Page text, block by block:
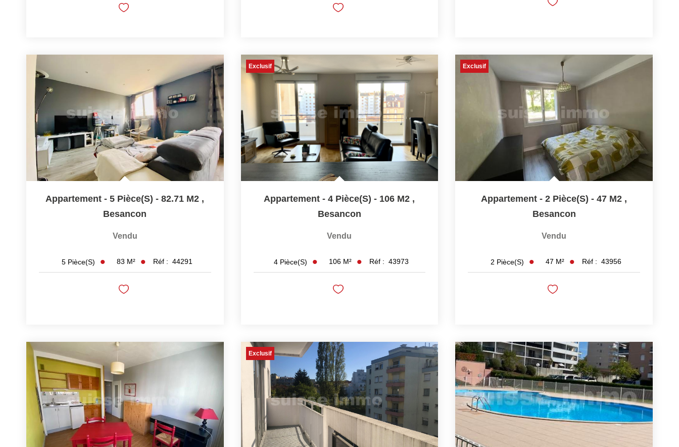
Appartement - 5 Pièce(s) - 82.71 M2 ,
Besancon
Vendu
5 Pièce(s) 83 M² Réf : 44291
Exclusif
Appartement - 4 Pièce(s) - 106 M2 ,
Besancon
Vendu
4 Pièce(s) 106 M² Réf : 43973
Exclusif
Appartement - 2 Pièce(s) - 47 M2 ,
Besancon
Vendu
2 Pièce(s) 47 M² Réf : 43956
Exclusif